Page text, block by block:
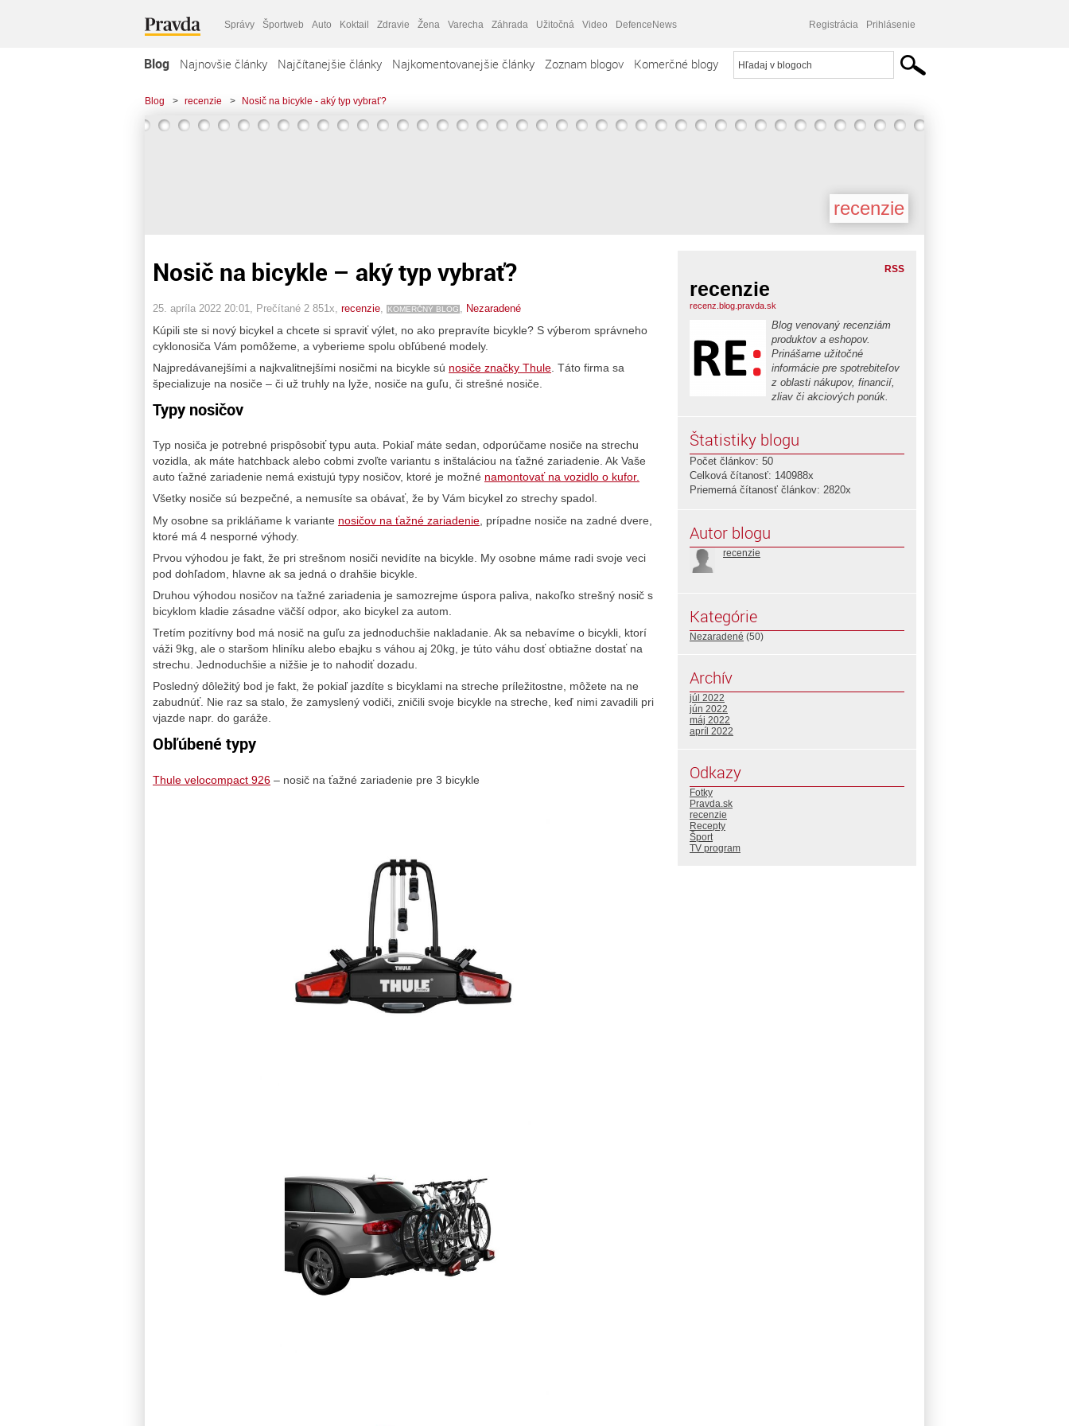
Správy Športweb Auto Koktail Zdravie Žena Varecha Záhrada Užitočná Video DefenceNews Registrácia Prihlásenie
Blog Najnovšie články Najčítanejšie články Najkomentovanejšie články Zoznam blogov Komerčné blogy
Blog > recenzie > Nosič na bicykle - aký typ vybrať?
recenzie
Nosič na bicykle – aký typ vybrať?
25. apríla 2022 20:01 , Prečítané 2 851x, recenzie KOMERČNÝ BLOG Nezaradené
Kúpili ste si nový bicykel a chcete si spraviť výlet, no ako prepravíte bicykle? S výberom správneho
cyklonosiča Vám pomôžeme, a vyberieme spolu obľúbené modely.
Najpredávanejšími a najkvalitnejšími nosičmi na bicykle sú nosiče značky Thule . Táto firma sa
špecializuje na nosiče – či už truhly na lyže, nosiče na guľu, či strešné nosiče.
Typy nosičov
Typ nosiča je potrebné prispôsobiť typu auta. Pokiaľ máte sedan, odporúčame nosiče na strechu
vozidla, ak máte hatchback alebo cobmi zvoľte variantu s inštaláciou na ťažné zariadenie. Ak Vaše
auto ťažné zariadenie nemá existujú typy nosičov, ktoré je možné namontovať na vozidlo o kufor.
Všetky nosiče sú bezpečné, a nemusíte sa obávať, že by Vám bicykel zo strechy spadol.
My osobne sa prikláňame k variante nosičov na ťažné zariadenie , prípadne nosiče na zadné dvere,
ktoré má 4 nesporné výhody.
Prvou výhodou je fakt, že pri strešnom nosiči nevidíte na bicykle. My osobne máme radi svoje veci
pod dohľadom, hlavne ak sa jedná o drahšie bicykle.
Druhou výhodou nosičov na ťažné zariadenia je samozrejme úspora paliva, nakoľko strešný nosič s
bicyklom kladie zásadne väčší odpor, ako bicykel za autom.
Tretím pozitívny bod má nosič na guľu za jednoduchšie nakladanie. Ak sa nebavíme o bicykli, ktorí
váži 9kg, ale o staršom hliníku alebo ebajku s váhou aj 20kg, je túto váhu dosť obtiažne dostať na
strechu. Jednoduchšie a nižšie je to nahodiť dozadu.
Posledný dôležitý bod je fakt, že pokiaľ jazdíte s bicyklami na streche príležitostne, môžete na ne
zabudnúť. Nie raz sa stalo, že zamyslený vodiči, zničili svoje bicykle na streche, keď nimi zavadili pri
vjazde napr. do garáže.
Obľúbené typy
Thule velocompact 926 – nosič na ťažné zariadenie pre 3 bicykle
RSS
recenzie
recenz.blog.pravda.sk
Blog venovaný recenziám
produktov a eshopov.
Prinášame užitočné
informácie pre spotrebiteľov
z oblasti nákupov, financií,
zliav či akciových ponúk.
Štatistiky blogu
Počet článkov: 50
Celková čítanosť: 140988x
Priemerná čítanosť článkov: 2820x
Autor blogu
recenzie
Kategórie
Nezaradené (50)
Archív
júl 2022
jún 2022
máj 2022
apríl 2022
Odkazy
Fotky
Pravda.sk
recenzie
Recepty
Šport
TV program